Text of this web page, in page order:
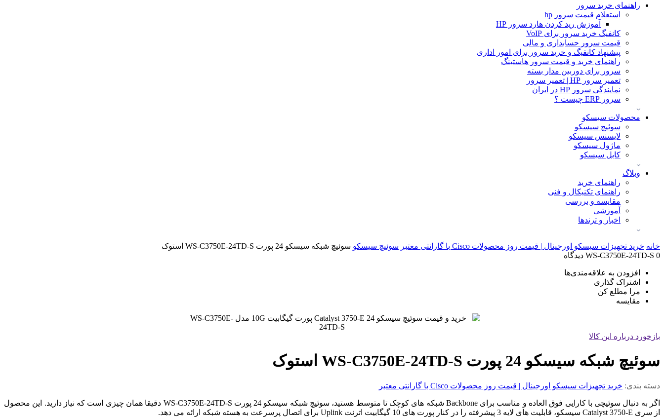
راهنمای خرید سرور
استعلام قیمت سرور hp
آموزش ريد كردن هارد سرور HP
کانفیگ خرید سرور برای VoIP
قیمت سرور حسابداری و مالی
پیشنهاد کانفیگ و خرید سرور برای امور اداری
راهنمای خرید و قیمت سرور هاستینگ
سرور برای دوربین مدار بسته
تعمیر سرور HP | تعمیر سرور
نمایندگی سرور HP در ایران
سرور ERP چیست ؟
محصولات سیسکو
سوئیچ سیسکو
لایسنس سیسکو
ماژول سیسکو
کابل سیسکو
وبلاگ
راهنمای خرید
راهنمای تکنیکال و فنی
مقایسه و بررسی
آموزشی
اخبار و ترندها
خانه خرید تجهیزات سیسکو اورجینال | قیمت روز محصولات Cisco با گارانتی معتبر سوئیچ سیسکو سوئیچ شبکه سیسکو 24 پورت WS-C3750E-24TD-S استوک
WS-C3750E-24TD-S 0 دیدگاه
افزودن به علاقه‌مندی‌ها
اشتراک گذاری
مرا مطلع کن
مقایسه
بازخورد درباره این کالا
سوئیچ شبکه سیسکو 24 پورت WS-C3750E-24TD-S استوک
دسته بندی: خرید تجهیزات سیسکو اورجینال | قیمت روز محصولات Cisco با گارانتی معتبر
اگر به دنبال سوئیچی با کارایی فوق العاده و مناسب برای Backbone شبکه‌ های کوچک تا متوسط هستید، سوئیچ شبکه سیسکو 24 پورت WS-C3750E-24TD-S دقیقا همان چیزی است که نیاز دارید. این محصول
از سری Catalyst 3750-E سیسکو، قابلیت‌ های لایه 3 پیشرفته را در کنار پورت‌ های 10 گیگابیت اترنت Uplink برای اتصال پرسرعت به هسته شبکه ارائه می‌ دهد.